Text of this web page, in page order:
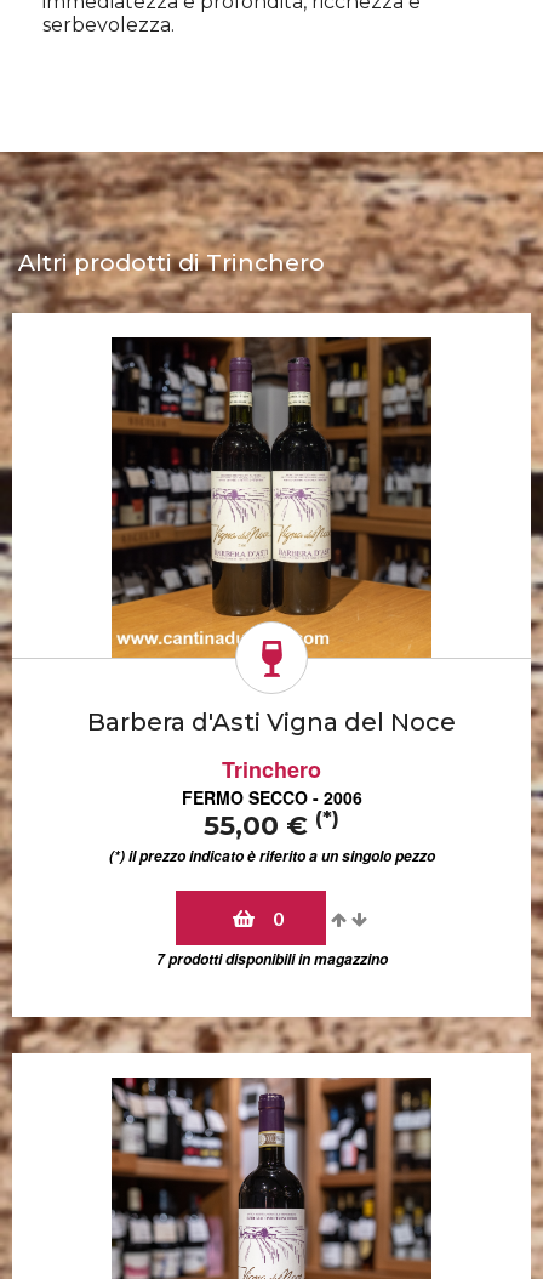
serbevolezza.
Altri prodotti di Trinchero
Barbera d'Asti Vigna del Noce
Trinchero
FERMO SECCO - 2006
55,00 € (*)
(*) il prezzo indicato è riferito a un singolo pezzo
0
7 prodotti disponibili in magazzino